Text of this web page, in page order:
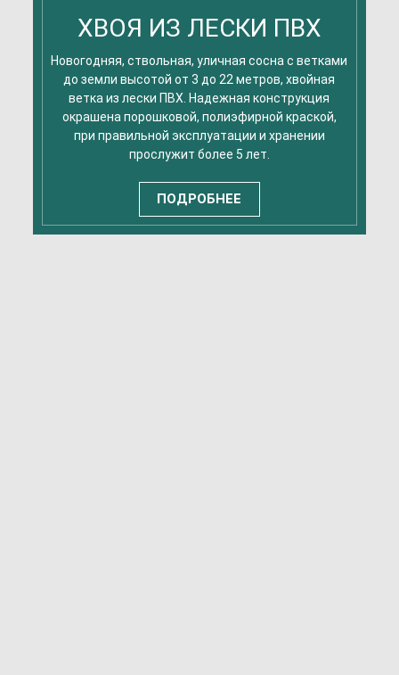
ХВОЯ ИЗ ЛЕСКИ ПВХ
Новогодняя, ствольная, уличная сосна с ветками
до земли высотой от 3 до 22 метров, хвойная
ветка из лески ПВХ. Надежная конструкция
окрашена порошковой, полиэфирной краской,
при правильной эксплуатации и хранении
прослужит более 5 лет.
ПОДРОБНЕЕ